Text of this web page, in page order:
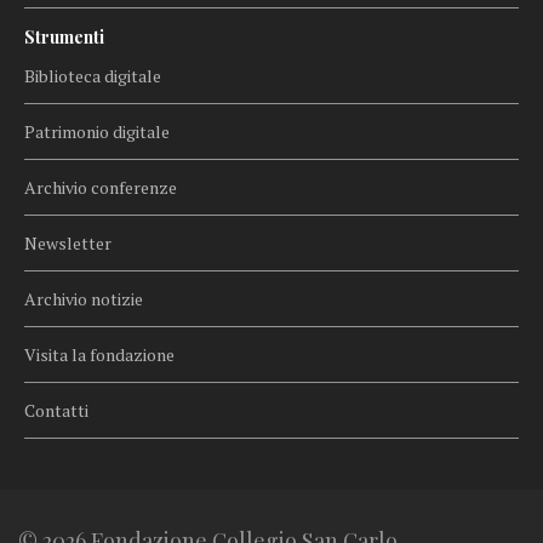
Strumenti
Biblioteca digitale
Patrimonio digitale
Archivio conferenze
Newsletter
Archivio notizie
Visita la fondazione
Contatti